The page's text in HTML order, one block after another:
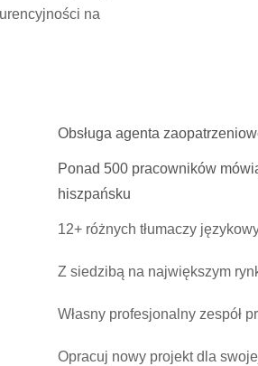
na
Obsługa agenta
Ponad 500 pracowników
hiszpańsku
12+ różnych tłumaczy
Z siedzibą na największym
Własny profesjonalny zespół
Opracuj nowy projekt dla